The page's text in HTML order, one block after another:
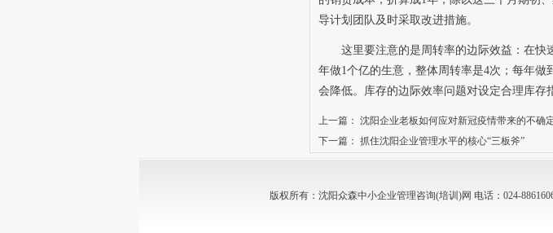
导计划团队及时采取改进措施。
这里要注意的是周转率的边际效益：在
年做1个亿的生意，整体周转率是4次；每年做
会降低。库存的边际效率问题对设定合理库存
上一篇： 沈阳企业老板如何应对新冠疫情带来的不确
下一篇： 抓住沈阳企业管理水平的核心“三板斧”
版权所有：沈阳众森中小企业管理咨询(培训)网 电话：024-